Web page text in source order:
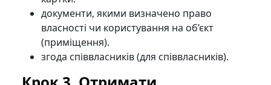
документи, якими визначено право
власності чи користування на об’єкт
(приміщення).
згода співвласників (для співвласників).